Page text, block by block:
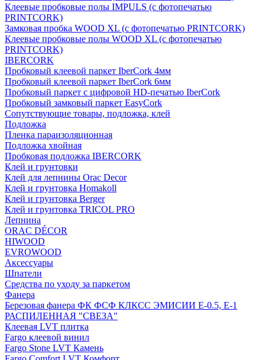
Клеевые пробковые полы IMPULS (с фотопечатью
PRINTCORK)
Замковая пробка WOOD XL (с фотопечатью PRINTCORK)
Клеевые пробковые полы WOOD XL (с фотопечатью
PRINTCORK)
IBERCORK
Пробковый клеевой паркет IberCork 4мм
Пробковый клеевой паркет IberCork 6мм
Пробковый паркет с цифровой HD-печатью IberCork
Пробковый замковый паркет EasyCork
Сопутствующие товары, подложка, клей
Подложка
Пленка параизоляционная
Подложка хвойная
Пробковая подложка IBERCORK
Клей и грунтовки
Клей для лепнины Orac Decor
Клей и грунтовка Homakoll
Клей и грунтовка Berger
Клей и грунтовка TRICOL PRO
Лепнина
ORAC DÉCOR
HIWOOD
EVROWOOD
Аксессуары
Шпатели
Средства по уходу за паркетом
Фанера
Березовая фанера ФК ФСФ КЛКСС ЭМИСИИ Е-0.5, Е-1
РАСПИЛЕННАЯ "СВЕЗА"
Клеевая LVT плитка
Fargo клеевой винил
Fargo Stone LVT Камень